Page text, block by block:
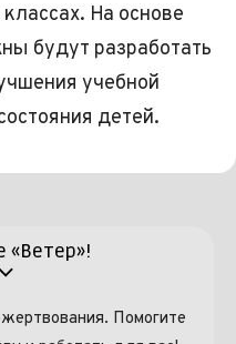
На основе
будут разработать
учебной
детей.
Помогите